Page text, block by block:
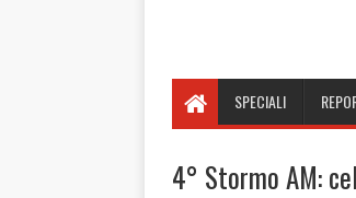
SPECIALI
4° Stormo AM: